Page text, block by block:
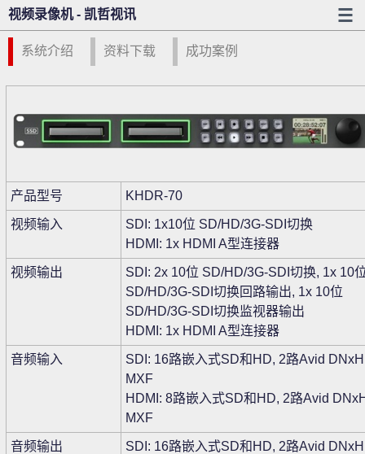
视频录像机 - 凯哲视讯
系统介绍 资料下载 成功案例
产品型号 KHDR-70
视频输入
SDI: 1x10位 SD/HD/3G-SDI切换
HDMI: 1x HDMI A型连接器
视频输出
SDI: 2x 10位 SD/HD/3G-SDI切换, 1x 10
SD/HD/3G-SDI切换回路输出, 1x 10位
SD/HD/3G-SDI切换监视器输出
HDMI: 1x HDMI A型连接器
音频输入
SDI: 16路嵌入式SD和HD, 2路Avid
MXF
HDMI: 8路嵌入式SD和HD, 2路Avid
MXF
音频输出
SDI: 16路嵌入式SD和HD, 2路Avid